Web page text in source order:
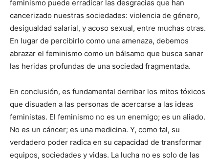
feminismo puede erradicar las desgracias que han
cancerizado nuestras sociedades: violencia de género,
desigualdad salarial, y acoso sexual, entre muchas otras.
En lugar de percibirlo como una amenaza, debemos
abrazar el feminismo como un bálsamo que busca sanar
las heridas profundas de una sociedad fragmentada.
En conclusión, es fundamental derribar los mitos tóxicos
que disuaden a las personas de acercarse a las ideas
feministas. El feminismo no es un enemigo; es un aliado.
No es un cáncer; es una medicina. Y, como tal, su
verdadero poder radica en su capacidad de transformar
equipos, sociedades y vidas. La lucha no es solo de las